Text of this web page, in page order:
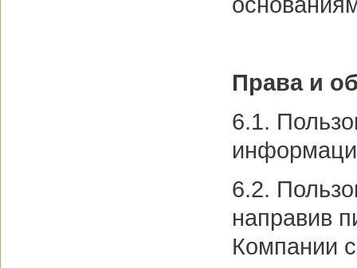
Права и
6.1.
6.2.
направив
Компании